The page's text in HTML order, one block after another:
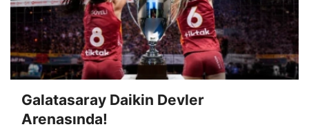
Galatasaray Daikin Devler
Arenasında!